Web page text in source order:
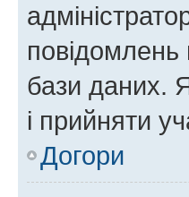
бази даних.
і прийняти
Догори